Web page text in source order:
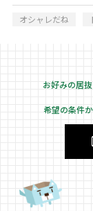
オシャレだね
お好みの居
希望の条件